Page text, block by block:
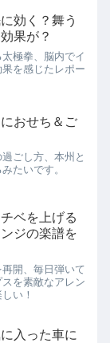
効く？舞う
果が？
極拳、脳内でイ
を感じたレポー
おせち＆ご
ごし方、本州と
たいです。
ベを上げる
ジの楽譜を
開、毎日弾いて
を素敵なアレン
い！
入った車に